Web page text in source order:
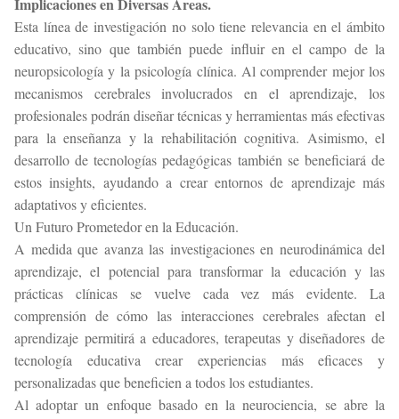
Implicaciones en Diversas Áreas.
Esta línea de investigación no solo tiene relevancia en el ámbito
educativo, sino que también puede influir en el campo de la
neuropsicología y la psicología clínica. Al comprender mejor los
mecanismos cerebrales involucrados en el aprendizaje, los
profesionales podrán diseñar técnicas y herramientas más efectivas
para la enseñanza y la rehabilitación cognitiva. Asimismo, el
desarrollo de tecnologías pedagógicas también se beneficiará de
estos insights, ayudando a crear entornos de aprendizaje más
adaptativos y eficientes.
Un Futuro Prometedor en la Educación.
A medida que avanza las investigaciones en neurodinámica del
aprendizaje, el potencial para transformar la educación y las
prácticas clínicas se vuelve cada vez más evidente. La
comprensión de cómo las interacciones cerebrales afectan el
aprendizaje permitirá a educadores, terapeutas y diseñadores de
tecnología educativa crear experiencias más eficaces y
personalizadas que beneficien a todos los estudiantes.
Al adoptar un enfoque basado en la neurociencia, se abre la